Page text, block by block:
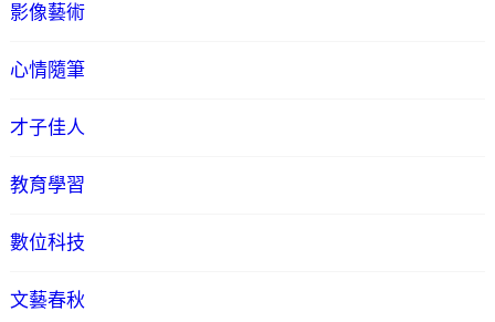
影像藝術
心情隨筆
才子佳人
教育學習
數位科技
文藝春秋